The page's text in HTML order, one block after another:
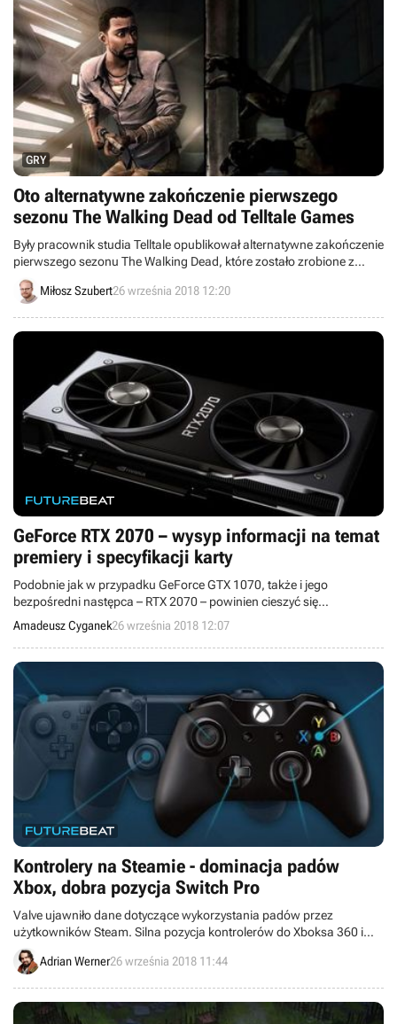
GRY
Oto alternatywne zakończenie pierwszego
sezonu The Walking Dead od Telltale Games
Były pracownik studia Telltale opublikował alternatywne zakończenie
pierwszego sezonu The Walking Dead, które zostało zrobione z
nudów w oczekiwaniu na premierę ostatniego epizodu. Ma ono
charakter mocno humorystyczny.
Miłosz Szubert26 września 2018 12:20
GeForce RTX 2070 – wysyp informacji na temat
premiery i specyfikacji karty
Podobnie jak w przypadku GeForce GTX 1070, także i jego
bezpośredni następca – RTX 2070 – powinien cieszyć się
największym zainteresowaniem ze strony graczy. Tym bardziej
warto zwrócić uwagę na to, co zaoferuje i kiedy pojawi się ten
premierowy układ Nvidii.
Amadeusz Cyganek26 września 2018 12:07
Kontrolery na Steamie - dominacja padów
Xbox, dobra pozycja Switch Pro
Valve ujawniło dane dotyczące wykorzystania padów przez
użytkowników Steam. Silna pozycja kontrolerów do Xboksa 360 i
Xboksa One nikogo nie zaszokuje, ale zaskakująco dobrze poradził
sobie pad Switch Pro.
Adrian Werner26 września 2018 11:44